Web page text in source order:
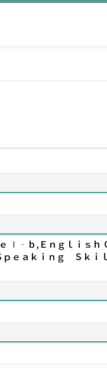
Ⅰ‐ｂ,Ｅｎｇｌｉｓ
ｅａｋｉｎｇ Ｓｋｉ